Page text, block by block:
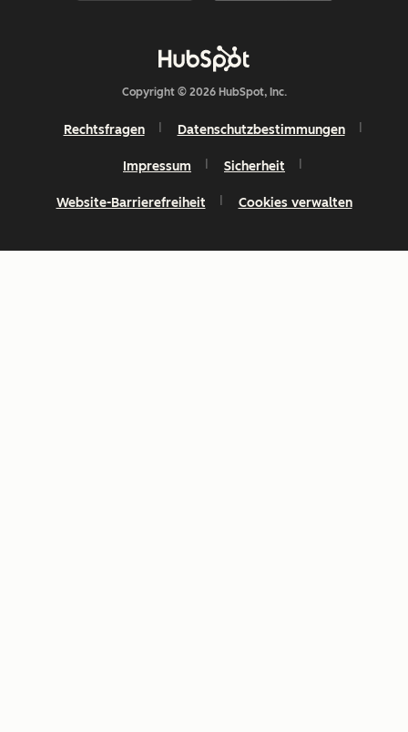
Copyright © 2026 HubSpot, Inc.
Rechtsfragen Datenschutzbestimmungen
Impressum Sicherheit
Website-Barrierefreiheit Cookies verwalten